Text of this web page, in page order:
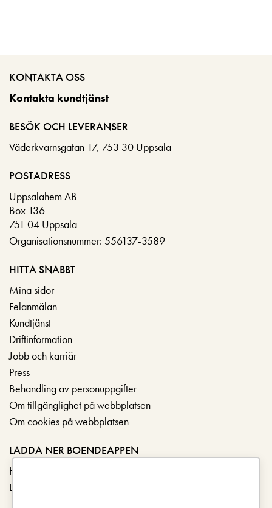
KONTAKTA OSS
Kontakta kundtjänst
BESÖK OCH LEVERANSER
Väderkvarnsgatan 17, 753 30 Uppsala
POSTADRESS
Uppsalahem AB
Box 136
751 04 Uppsala
Organisationsnummer: 556137-3589
HITTA SNABBT
Mina sidor
Felanmälan
Kundtjänst
Driftinformation
Jobb och karriär
Press
Behandling av personuppgifter
Om tillgänglighet på webbplatsen
Om cookies på webbplatsen
LADDA NER BOENDEAPPEN
Hämta i App Store
Ladda ner på Google Play